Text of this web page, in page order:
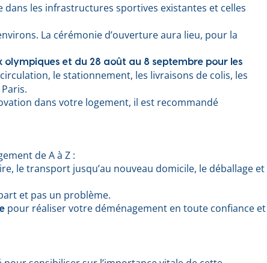
les infrastructures sportives existantes et celles
La cérémonie d’ouverture aura lieu, pour la
olympiques et du 28 août au 8 septembre pour les
le stationnement, les livraisons de colis, les
dans votre logement, il est recommandé
de A à Z :
le transport jusqu’au nouveau domicile, le déballage et
et pas un problème.
pour réaliser votre déménagement en toute confiance et